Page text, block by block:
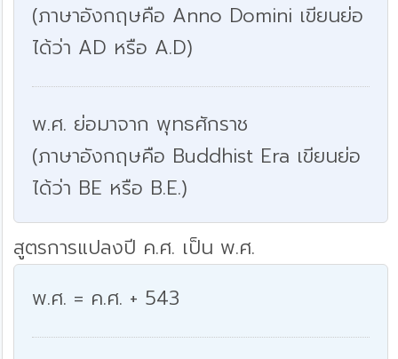
(ภาษาอังกฤษคือ Anno Domini เขียนย่อ
ได้ว่า AD หรือ A.D)
พ.ศ. ย่อมาจาก พุทธศักราช
(ภาษาอังกฤษคือ Buddhist Era เขียนย่อ
ได้ว่า BE หรือ B.E.)
สูตรการแปลงปี ค.ศ. เป็น พ.ศ.
พ.ศ. = ค.ศ. + 543